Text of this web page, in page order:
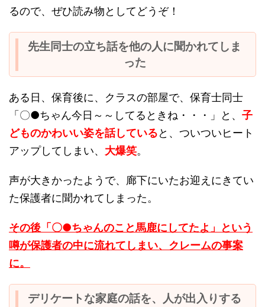
るので、ぜひ読み物としてどうぞ！
先生同士の立ち話を他の人に聞かれてしま
った
ある日、保育後に、クラスの部屋で、保育士同士
「〇●ちゃん今日～～してるときね・・・」と、 子
どものかわいい姿を話していると、ついついヒート
アップしてしまい、 大爆笑。
声が大きかったようで、廊下にいたお迎えにきてい
た保護者に聞かれてしまった。
その後「〇●ちゃんのこと馬鹿にしてたよ」という
噂が保護者の中に流れてしまい、クレームの事案
に。
デリケートな家庭の話を、人が出入りする